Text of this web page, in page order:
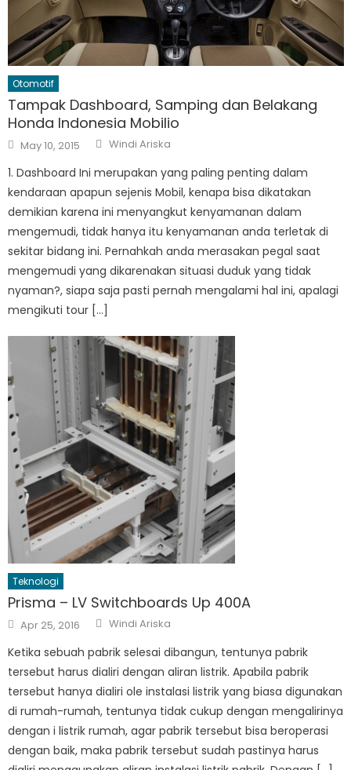
Otomotif
Tampak Dashboard, Samping dan Belakang
Honda Indonesia Mobilio
Posted
on
May 10, 2015 Author
Windi Ariska
1. Dashboard Ini merupakan yang paling penting dalam
kendaraan apapun sejenis Mobil, kenapa bisa dikatakan
demikian karena ini menyangkut kenyamanan dalam
mengemudi, tidak hanya itu kenyamanan anda terletak di
sekitar bidang ini. Pernahkah anda merasakan pegal saat
mengemudi yang dikarenakan situasi duduk yang tidak
nyaman?, siapa saja pasti pernah mengalami hal ini, apalagi
mengikuti tour […]
Teknologi
Prisma – LV Switchboards Up 400A
Posted
on
Apr 25, 2016 Author
Windi Ariska
Ketika sebuah pabrik selesai dibangun, tentunya pabrik
tersebut harus dialiri dengan aliran listrik. Apabila pabrik
tersebut hanya dialiri ole instalasi listrik yang biasa digunakan
di rumah-rumah, tentunya tidak cukup dengan mengalirinya
dengan i listrik rumah, agar pabrik tersebut bisa beroperasi
dengan baik, maka pabrik tersebut sudah pastinya harus